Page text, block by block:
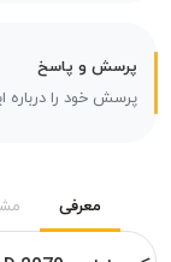
پرسش و پاسخ
پرسش خود را
معرفی